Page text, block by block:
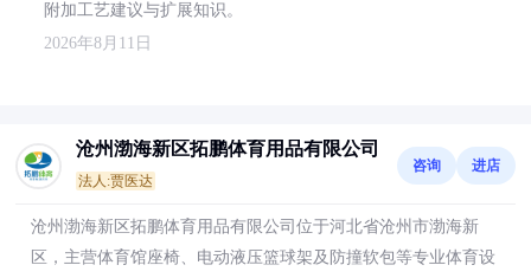
附加工艺建议与扩展知识。
2026年8月11日
沧州渤海新区拓鹏体育用品有限公司
法人:贾医达
咨询 进店
沧州渤海新区拓鹏体育用品有限公司位于河北省沧州市渤海新
区，主营体育馆座椅、电动液压篮球架及防撞软包等专业体育设